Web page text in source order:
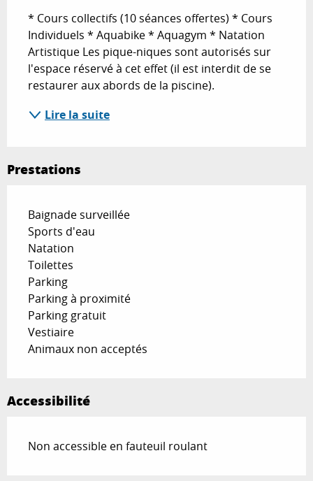
* Cours collectifs (10 séances offertes) * Cours
Individuels * Aquabike * Aquagym * Natation
Artistique Les pique-niques sont autorisés sur
l'espace réservé à cet effet (il est interdit de se
restaurer aux abords de la piscine).
Lire la suite
Prestations
Baignade surveillée
Sports d'eau
Natation
Toilettes
Parking
Parking à proximité
Parking gratuit
Vestiaire
Animaux non acceptés
Accessibilité
Non accessible en fauteuil roulant